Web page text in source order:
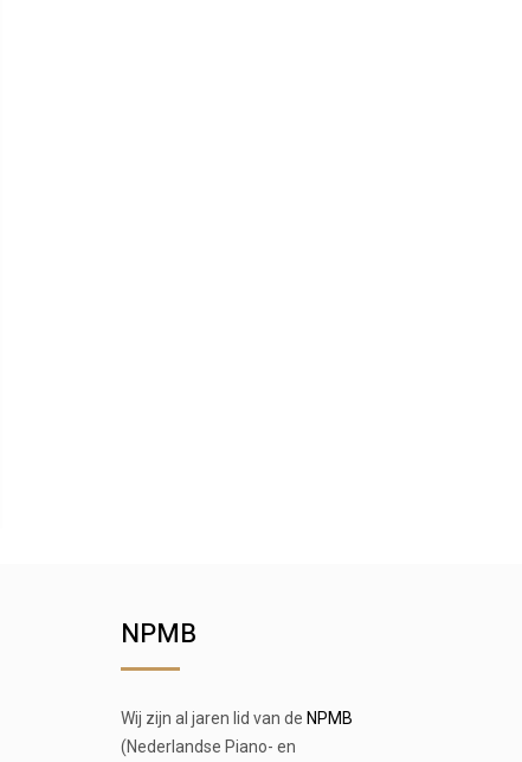
NPMB
Wij zijn al jaren lid van de NPMB
(Nederlandse Piano- en